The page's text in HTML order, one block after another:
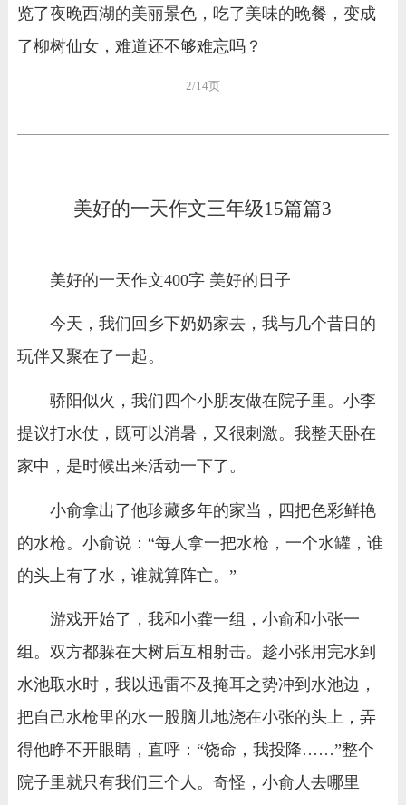
览了夜晚西湖的美丽景色，吃了美味的晚餐，变成
了柳树仙女，难道还不够难忘吗？
2/14页
美好的一天作文三年级15篇篇3
美好的一天作文400字 美好的日子
今天，我们回乡下奶奶家去，我与几个昔日的
玩伴又聚在了一起。
骄阳似火，我们四个小朋友做在院子里。小李
提议打水仗，既可以消暑，又很刺激。我整天卧在
家中，是时候出来活动一下了。
小俞拿出了他珍藏多年的家当，四把色彩鲜艳
的水枪。小俞说：“每人拿一把水枪，一个水罐，谁
的头上有了水，谁就算阵亡。”
游戏开始了，我和小龚一组，小俞和小张一
组。双方都躲在大树后互相射击。趁小张用完水到
水池取水时，我以迅雷不及掩耳之势冲到水池边，
把自己水枪里的水一股脑儿地浇在小张的头上，弄
得他睁不开眼睛，直呼：“饶命，我投降……”整个
院子里就只有我们三个人。奇怪，小俞人去哪里